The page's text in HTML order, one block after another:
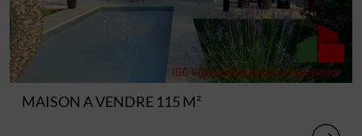
MAISON A VENDRE 115 M²